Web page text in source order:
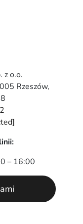
z o.o.
Rzeszów,
– 16:00